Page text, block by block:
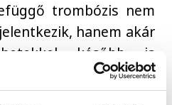
trombózis nem
hanem akár
később is
orvosi vizsgálat
alábbi tünetek